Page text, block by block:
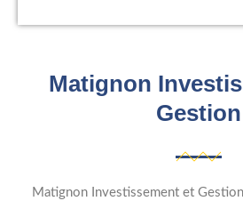
Matignon
Gestion
Matignon Investissement et